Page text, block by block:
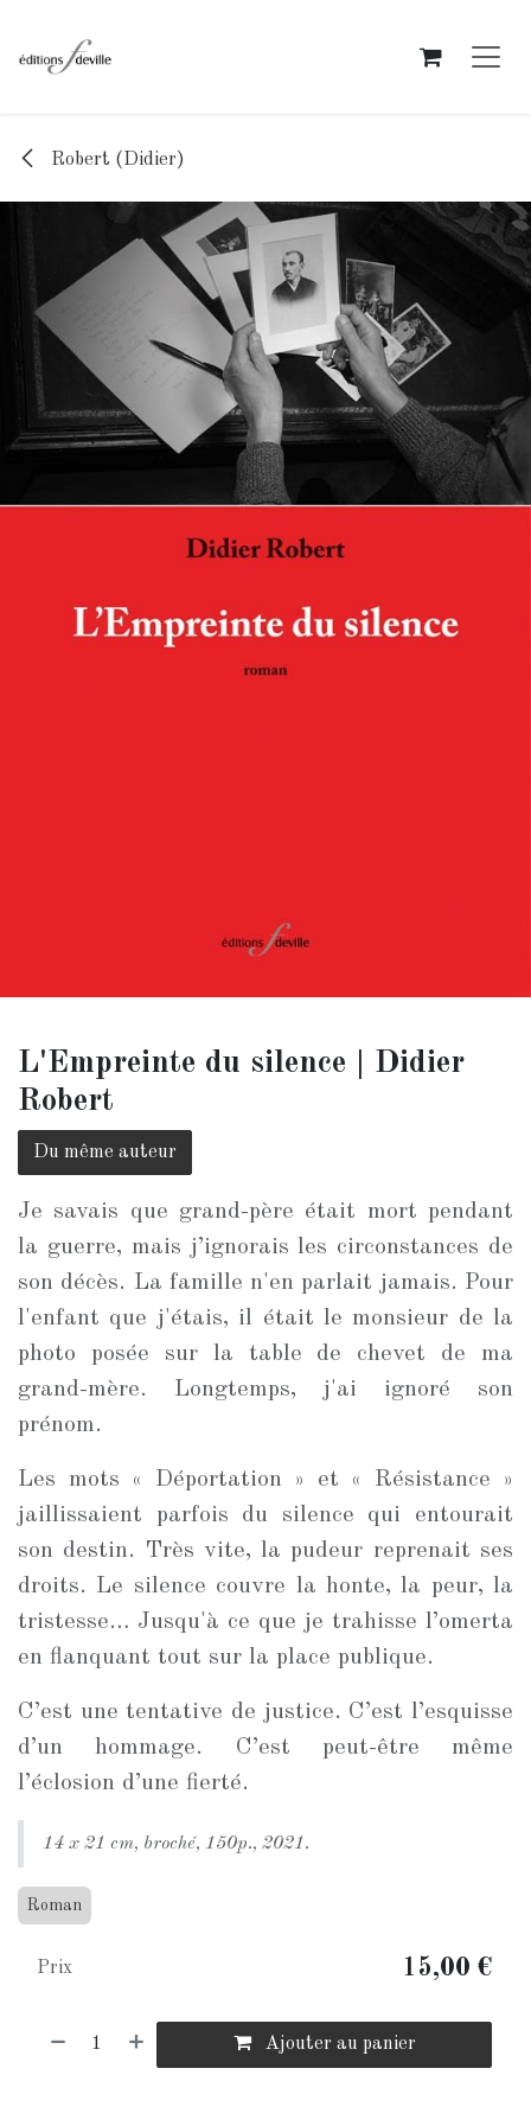
Robert (Didier)
L'Empreinte du silence | Didier
Robert
Du même auteur
Je savais que grand-père était mort pendant
la guerre, mais j’ignorais les circonstances de
son décès. La famille n'en parlait jamais. Pour
l'enfant que j'étais, il était le monsieur de la
photo posée sur la table de chevet de ma
grand-mère. Longtemps, j'ai ignoré son
prénom.
Les mots « Déportation » et « Résistance »
jaillissaient parfois du silence qui entourait
son destin. Très vite, la pudeur reprenait ses
droits. Le silence couvre la honte, la peur, la
tristesse… Jusqu'à ce que je trahisse l’omerta
en flanquant tout sur la place publique.
C’est une tentative de justice. C’est l’esquisse
d’un hommage. C’est peut-être même
l’éclosion d’une fierté.
14 x 21 cm, broché, 150p., 2021.
Roman
Ajouter au panier
Prix 15,00 €